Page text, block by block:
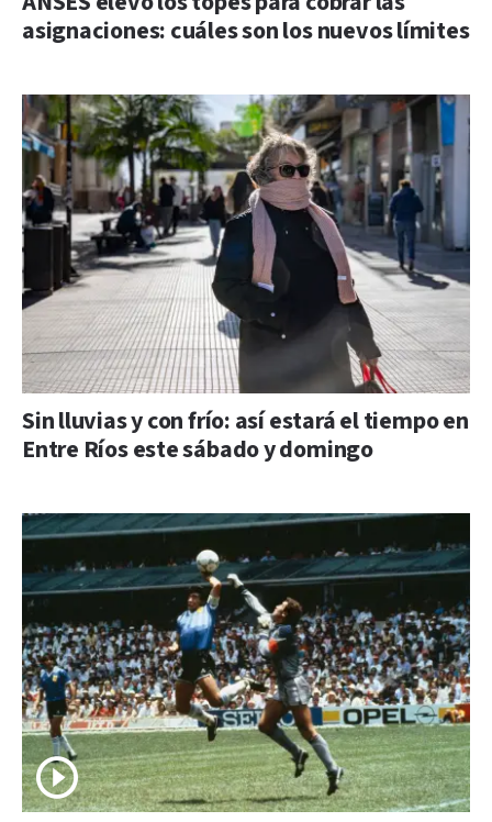
asignaciones: cuáles son los nuevos límites
Sin lluvias y con frío: así estará el tiempo en
Entre Ríos este sábado y domingo